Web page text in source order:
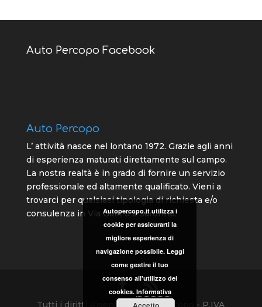
Auto Percopo Facebook
Auto Percopo
L’ attività nasce nel lontano 1972. Grazie agli anni
di esperienza maturati direttamente sul campo.
La nostra realtà è in grado di fornire un servizio
professionale ed altamente qualificato. Vieni a
trovarci per qualsiasi tipologia di richiesta e/o
consulenza in Via Galli, 5 a Saronno.
Tutti i diritti Riservati © Autopercopo - P.IVA
Autopercopo.it utilizza i
cookie per assicurarti la
migliore esperienza di
navigazione possibile. Leggi
come gestire il tuo
consenso all'utilizzo dei
cookies. Informativa